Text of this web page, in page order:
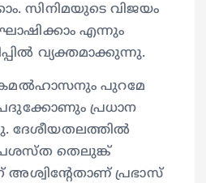
സിനിമയുടെ വിജയം
എന്നും
വ്യക്തമാക്കുന്നു.
പുറമേ
പദുക്കോണും പ്രധാന
ദേശീയതലത്തില്‍
പ്രശസ്‍ത തെലുങ്ക്
പ്രഭാസ്